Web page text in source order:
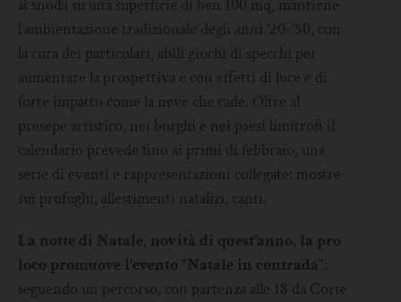
si snoda su una superficie di ben 100 mq, mantiene
l’ambientazione tradizionale degli anni ’20-’50, con
la cura dei particolari, abili giochi di specchi per
aumentare la prospettiva e con effetti di luce e di
forte impatto come la neve che cade. Oltre al
presepe artistico, nei borghi e nei paesi limitrofi il
calendario prevede fino ai primi di febbraio, una
serie di eventi e rappresentazioni collegate: mostre
sui profughi, allestimenti natalizi, canti.
La notte di Natale, novità di quest’anno, la pro
loco promuove l’evento “Natale in contrada”
seguendo un percorso, con partenza alle 18 da Corte